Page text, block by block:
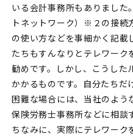
いる会計事務所もありました
トネットワーク）※２の接続
の使い方などを事細かく記載
たちもすんなりとテレワー
勧めです。しかし、こうした
かかるものです。自分たちだ
困難な場合には、当社のよう
保険労務士事務所などに相談
ちなみに、実際にテレワー